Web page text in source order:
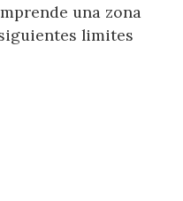
una zona
limites